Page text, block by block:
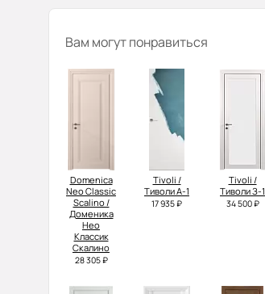
Вам могут понравиться
Domenica
Neo Classic
Scalino /
Доменика
Нео
Классик
Скалино
28 305 ₽
Tivoli /
Тиволи А-1
17 935 ₽
Tivoli /
Тиволи З-1
34 500 ₽